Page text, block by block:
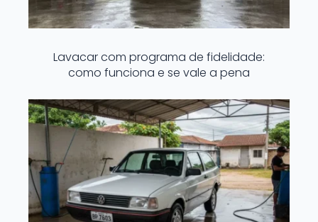
Lavacar com programa de fidelidade:
como funciona e se vale a pena